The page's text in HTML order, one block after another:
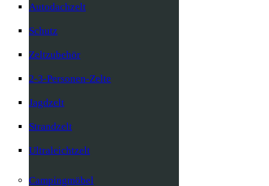
Autodachzelt
Schutz
Zeltzubehör
2-3-Personen-Zelte
Jagdzelt
Strandzelt
Ultraleichtzelt
Campingmöbel